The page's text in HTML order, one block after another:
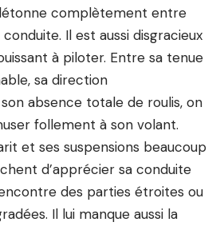
complètement entre
Il est aussi disgracieux
à piloter. Entre sa tenue
sa direction
absence totale de roulis, on
follement à son volant.
et ses suspensions beaucoup
d’apprécier sa conduite
des parties étroites ou
Il lui manque aussi la